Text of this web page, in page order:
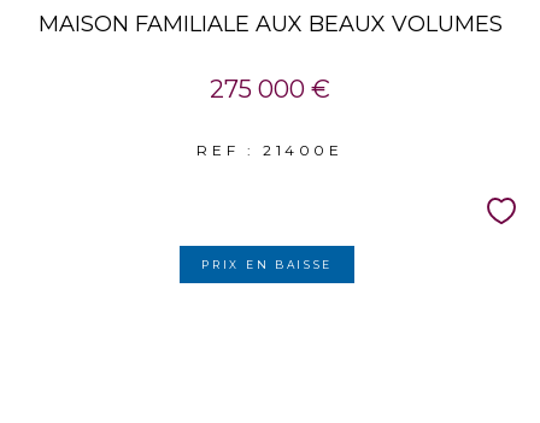
MAISON FAMILIALE AUX BEAUX VOLUMES
275 000 €
REF : 21400E
PRIX EN BAISSE